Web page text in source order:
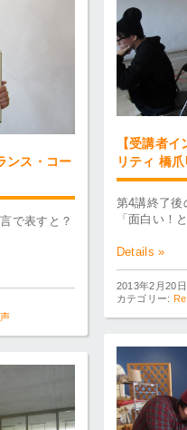
【受講者
リティ 橋
第4講終了後
「面白い！
Details »
2013年2月20
カテゴリー:
ンス・コー
で表すと？